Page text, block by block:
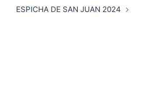
ESPICHA DE SAN JUAN 2024